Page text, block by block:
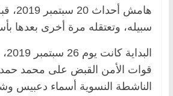
هامش
سبيله، وتعتقله مرة أخرى بعدها
قوات الأمن القبض على محمد
الناشطة النسوية أسماء دعبيس